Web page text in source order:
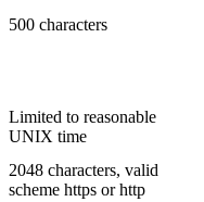
500 characters
Limited to reasonable
UNIX time
2048 characters, valid
scheme https or http